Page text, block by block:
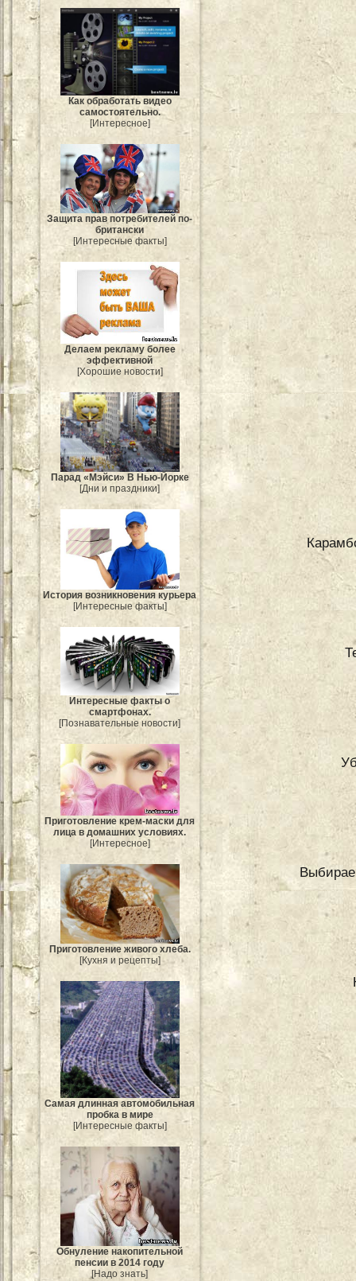
Как обработать видео
самостоятельно.
[Интересное]
Защита прав потребителей по-
британски
[Интересные факты]
Делаем рекламу более
эффективной
[Хорошие новости]
Парад «Мэйси» В Нью-Йорке
[Дни и праздники]
История возникновения курьера
[Интересные факты]
Интересные факты о
смартфонах.
[Познавательные новости]
Приготовление крем-маски для
лица в домашних условиях.
[Интересное]
Приготовление живого хлеба.
[Кухня и рецепты]
Самая длинная автомобильная
пробка в мире
[Интересные факты]
Обнуление накопительной
пенсии в 2014 году
[Надо знать]